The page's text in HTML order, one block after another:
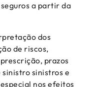
a partir da
dos
de riscos,
prazos
sinistros e
nos efeitos